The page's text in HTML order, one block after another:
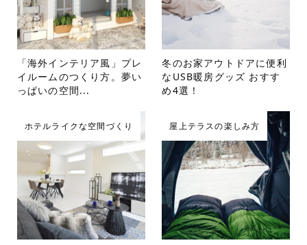
「海外インテリア風」プレ
イルームのつくり方。夢い
っぱいの空間...
冬のお家アウトドアに便利
なUSB暖房グッズ おすす
め4選！
ホテルライクな空間づくり 屋上テラスの楽しみ方